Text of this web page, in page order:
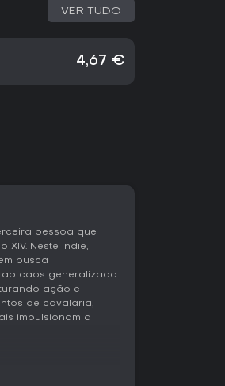
VER TUDO
4,67 €
pessoa que
Neste indie,
busca
caos generalizado
ação e
de cavalaria,
impulsionam a